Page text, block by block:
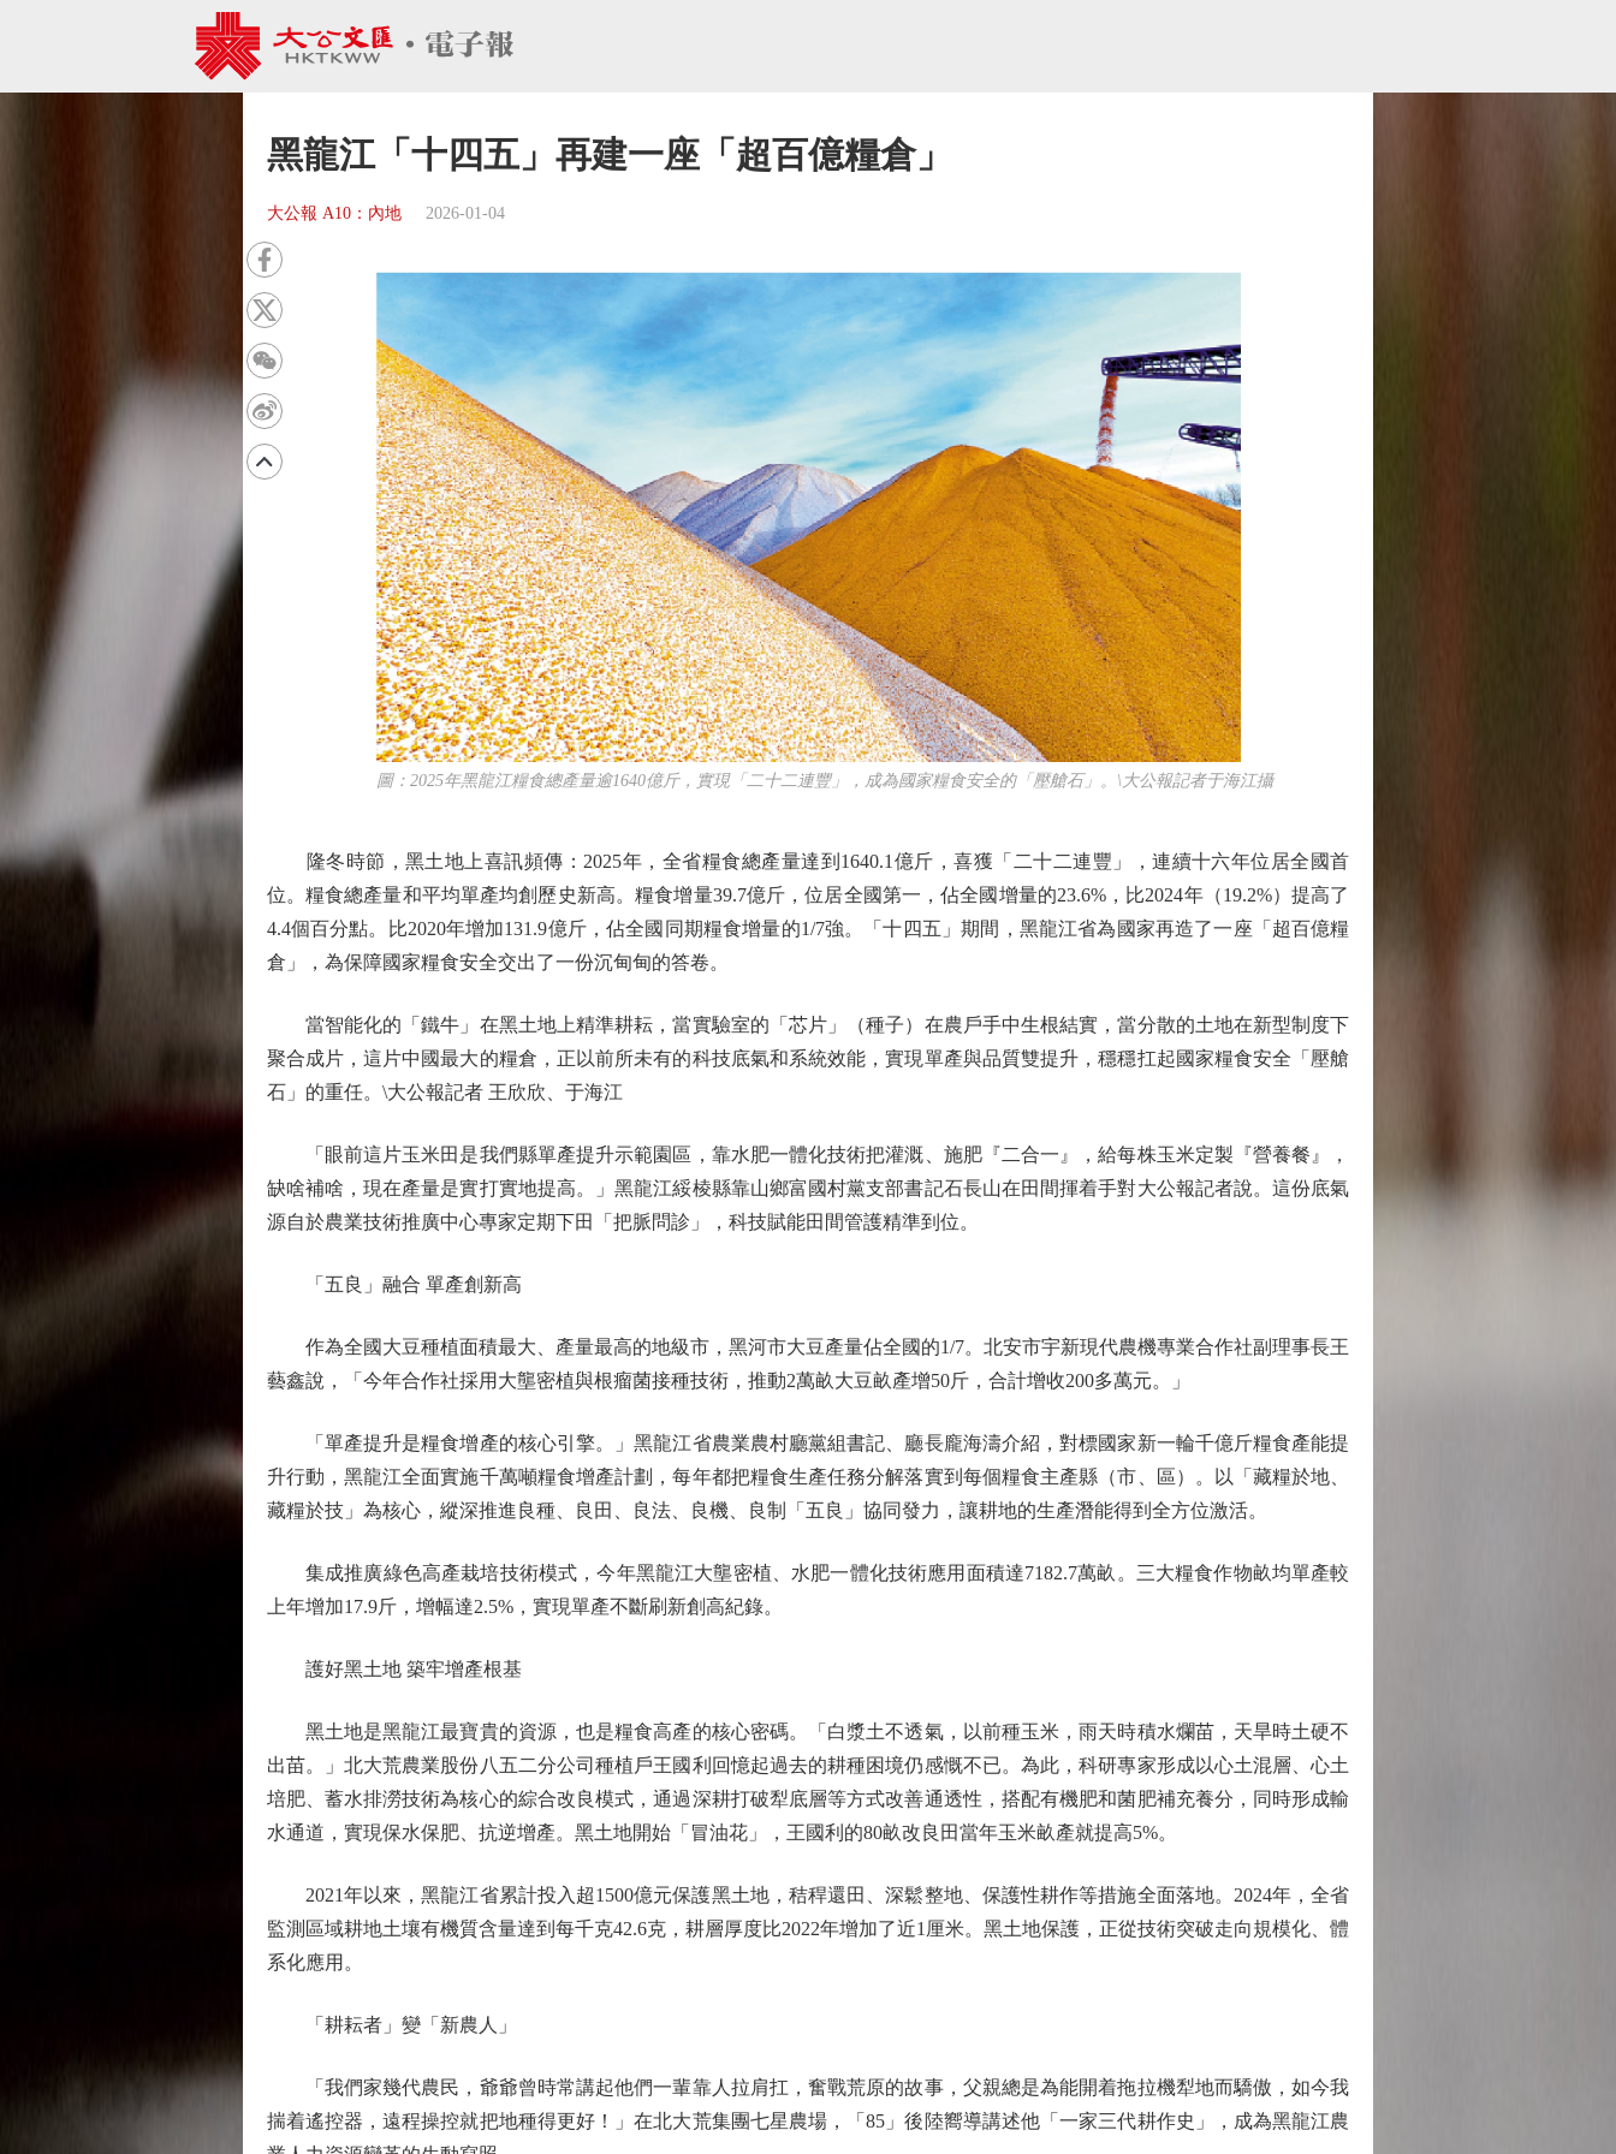
黑龍江「十四五」再建一座「超百億糧倉」
大公報 A10：內地 2026-01-04
圖：2025年黑龍江糧食總產量逾1640億斤，實現「二十二連豐」，成為國家糧食安全的「壓艙石」。\大公報記者于海江攝
隆冬時節，黑土地上喜訊頻傳：2025年，全省糧食總產量達到1640.1億斤，喜獲「二十二連豐」，連續十六年位居全國首
位。糧食總產量和平均單產均創歷史新高。糧食增量39.7億斤，位居全國第一，佔全國增量的23.6%，比2024年（19.2%）提高了
4.4個百分點。比2020年增加131.9億斤，佔全國同期糧食增量的1/7強。「十四五」期間，黑龍江省為國家再造了一座「超百億糧
倉」，為保障國家糧食安全交出了一份沉甸甸的答卷。
當智能化的「鐵牛」在黑土地上精準耕耘，當實驗室的「芯片」（種子）在農戶手中生根結實，當分散的土地在新型制度下
聚合成片，這片中國最大的糧倉，正以前所未有的科技底氣和系統效能，實現單產與品質雙提升，穩穩扛起國家糧食安全「壓艙
石」的重任。\大公報記者 王欣欣、于海江
「眼前這片玉米田是我們縣單產提升示範園區，靠水肥一體化技術把灌溉、施肥『二合一』，給每株玉米定製『營養餐』，
缺啥補啥，現在產量是實打實地提高。」黑龍江綏棱縣靠山鄉富國村黨支部書記石長山在田間揮着手對大公報記者說。這份底氣
源自於農業技術推廣中心專家定期下田「把脈問診」，科技賦能田間管護精準到位。
「五良」融合 單產創新高
作為全國大豆種植面積最大、產量最高的地級市，黑河市大豆產量佔全國的1/7。北安市宇新現代農機專業合作社副理事長王
藝鑫說，「今年合作社採用大壟密植與根瘤菌接種技術，推動2萬畝大豆畝產增50斤，合計增收200多萬元。」
「單產提升是糧食增產的核心引擎。」黑龍江省農業農村廳黨組書記、廳長龐海濤介紹，對標國家新一輪千億斤糧食產能提
升行動，黑龍江全面實施千萬噸糧食增產計劃，每年都把糧食生產任務分解落實到每個糧食主產縣（市、區）。以「藏糧於地、
藏糧於技」為核心，縱深推進良種、良田、良法、良機、良制「五良」協同發力，讓耕地的生產潛能得到全方位激活。
集成推廣綠色高產栽培技術模式，今年黑龍江大壟密植、水肥一體化技術應用面積達7182.7萬畝。三大糧食作物畝均單產較
上年增加17.9斤，增幅達2.5%，實現單產不斷刷新創高紀錄。
護好黑土地 築牢增產根基
黑土地是黑龍江最寶貴的資源，也是糧食高產的核心密碼。「白漿土不透氣，以前種玉米，雨天時積水爛苗，天旱時土硬不
出苗。」北大荒農業股份八五二分公司種植戶王國利回憶起過去的耕種困境仍感慨不已。為此，科研專家形成以心土混層、心土
培肥、蓄水排澇技術為核心的綜合改良模式，通過深耕打破犁底層等方式改善通透性，搭配有機肥和菌肥補充養分，同時形成輸
水通道，實現保水保肥、抗逆增產。黑土地開始「冒油花」，王國利的80畝改良田當年玉米畝產就提高5%。
2021年以來，黑龍江省累計投入超1500億元保護黑土地，秸稈還田、深鬆整地、保護性耕作等措施全面落地。2024年，全省
監測區域耕地土壤有機質含量達到每千克42.6克，耕層厚度比2022年增加了近1厘米。黑土地保護，正從技術突破走向規模化、體
系化應用。
「耕耘者」變「新農人」
「我們家幾代農民，爺爺曾時常講起他們一輩靠人拉肩扛，奮戰荒原的故事，父親總是為能開着拖拉機犁地而驕傲，如今我
揣着遙控器，遠程操控就把地種得更好！」在北大荒集團七星農場，「85」後陸嚮導講述他「一家三代耕作史」，成為黑龍江農